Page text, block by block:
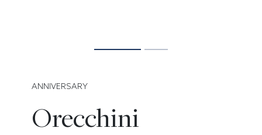
ANNIVERSARY
Orecchini